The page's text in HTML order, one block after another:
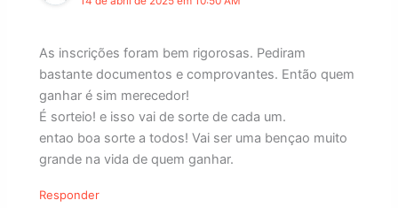
As inscrições foram bem rigorosas. Pediram
bastante documentos e comprovantes. Então quem
ganhar é sim merecedor!
É sorteio! e isso vai de sorte de cada um.
entao boa sorte a todos! Vai ser uma bençao muito
grande na vida de quem ganhar.
Responder